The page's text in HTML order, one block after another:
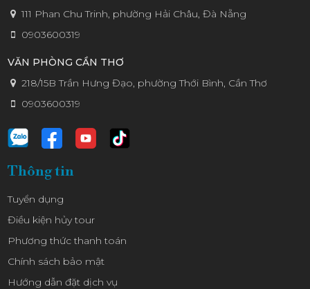
111 Phan Chu Trinh, phường Hải Châu, Đà Nẵng
0903600319
VĂN PHÒNG CẦN THƠ
218/15B Trần Hưng Đạo, phường Thới Bình, Cần Thơ
0903600319
Thông tin
Tuyển dụng
Điều kiện hủy tour
Phương thức thanh toán
Chính sách bảo mật
Hướng dẫn đặt dịch vụ